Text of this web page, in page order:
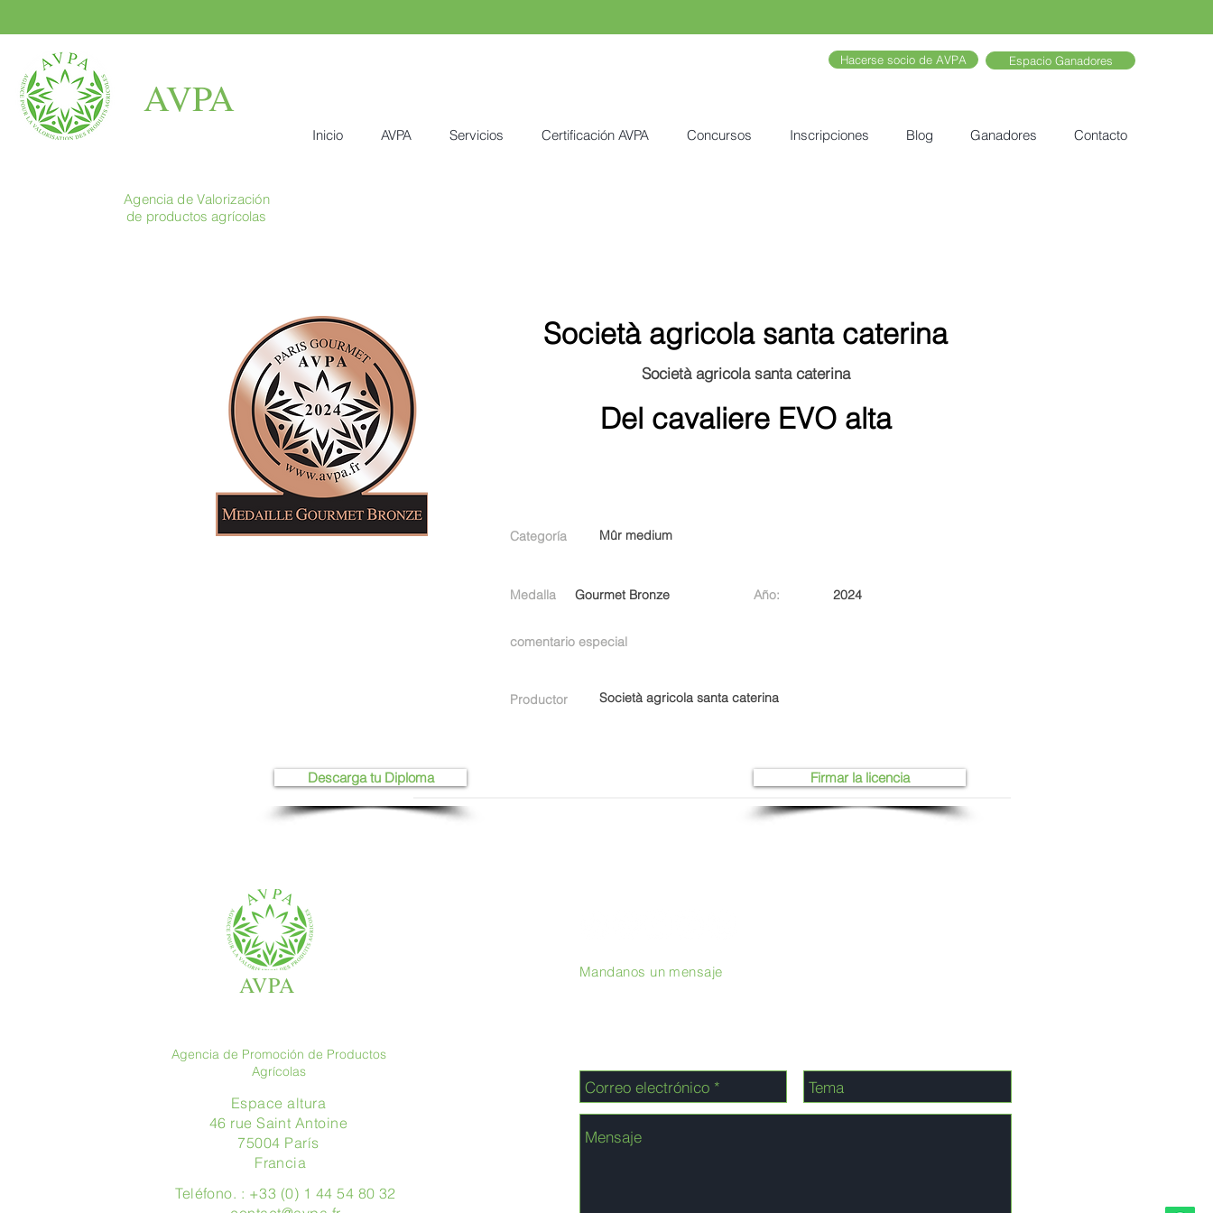
AVPA
Hacerse socio de AVPA Espacio Ganadores
Inicio AVPA Servicios Certificación AVPA Concursos Inscripciones Blog Ganadores Contacto
Agencia de Valorización
de productos agrícolas
Società agricola santa caterina
Società agricola santa caterina
Del cavaliere EVO alta
Categoría Mûr medium
Medalla Gourmet Bronze Año: 2024
comentario especial
Productor Società agricola santa caterina
Firmar la licencia
Descarga tu Diploma
AVPA
Agencia de Promoción de Productos
Agrícolas
Espace altura
46 rue Saint Antoine
75004 París
​ Francia
Teléfono. : +33 (0) 1 44 54 80 32
Mandanos un mensaje